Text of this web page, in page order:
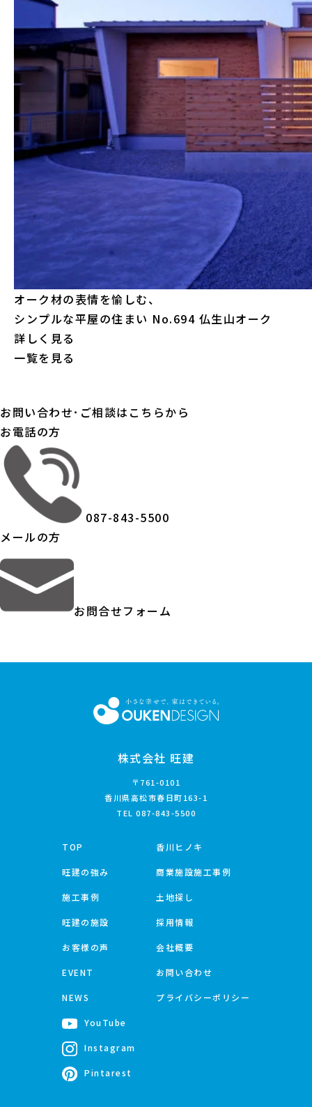
オーク材の表情を愉しむ、
シンプルな平屋の住まい No.694 仏生山オーク
詳しく見る
一覧を見る
お問い合わせ･ご相談はこちらから
お電話の方
087-843-5500
メールの方
お問合せフォーム
株式会社 旺建
〒761-0101
香川県高松市春日町163-1
TEL 087-843-5500
TOP
旺建の強み
施工事例
旺建の施設
お客様の声
EVENT
NEWS
香川ヒノキ
商業施設施工事例
土地探し
採用情報
会社概要
お問い合わせ
プライバシーポリシー
YouTube
Instagram
Pintarest